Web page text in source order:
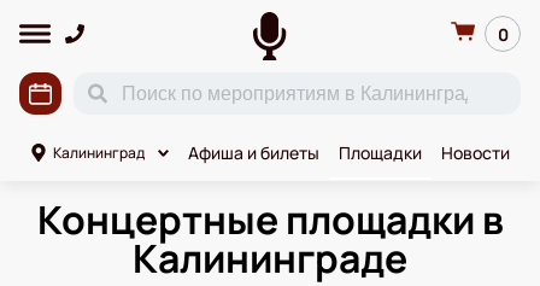
0
Калининград Афиша и билеты Площадки Новости
Концертные площадки в
Калининграде